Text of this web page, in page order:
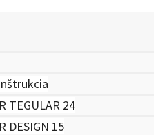
TEGULAR 24
DESIGN 15